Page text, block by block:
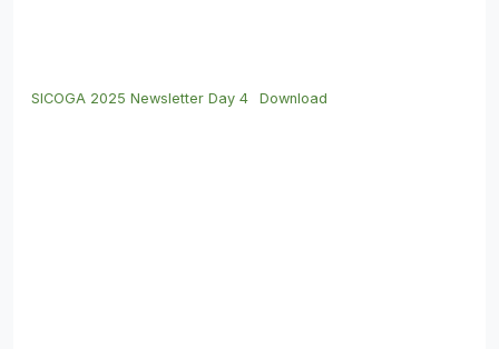
SICOGA 2025 Newsletter Day 4 Download